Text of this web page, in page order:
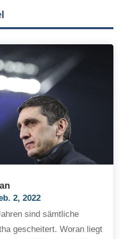
2, 2022
sind sämtliche
gescheitert. Woran liegt